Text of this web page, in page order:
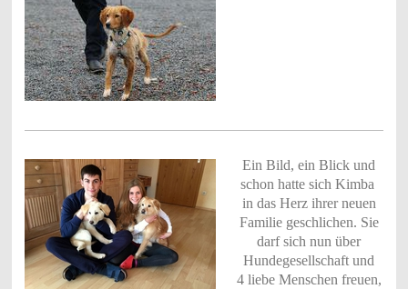
Ein Bild, ein Blick und
schon hatte sich Kimba
in das Herz ihrer neuen
Familie geschlichen. Sie
darf sich nun über
Hundegesellschaft und
4 liebe Menschen freuen,